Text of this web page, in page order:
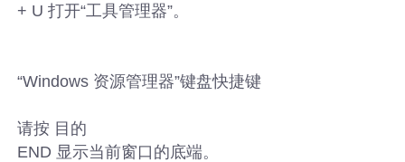
+ U 打开“工具管理器”。
“Windows 资源管理器”键盘快捷键
请按 目的
END 显示当前窗口的底端。